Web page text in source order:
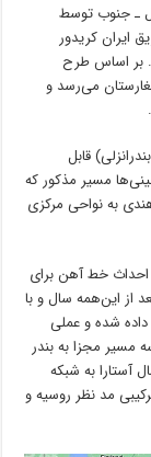
از کریدور شمال‌ ـ جنوب‌ توسط
ایران کریدور
بر اساس طرح
می‌رسد و
قابل
مسیر مذکور که
به نواحی مرکزی
روزی که کلنگ احداث خط آهن برای
از این‌همه سال و با
شده و عملی
مجزا به بندر
آستارا به شبکه
مد نظر روسیه و